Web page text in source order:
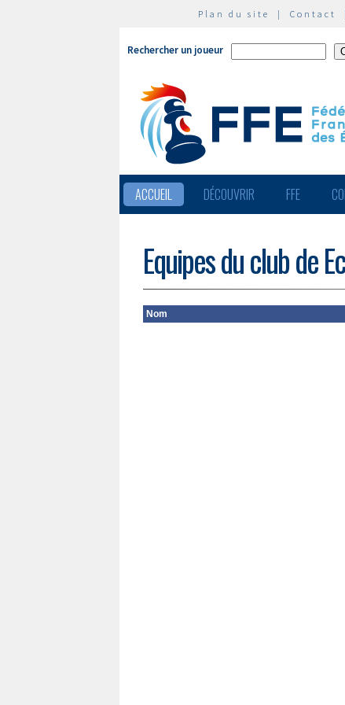
Plan du site | Contact
Rechercher un joueur
ACCUEIL DÉCOUVRIR FFE
Equipes du club de
Nom